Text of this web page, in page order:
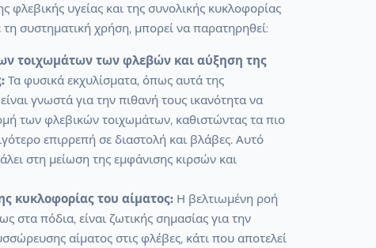
φλεβικής υγείας και της συνολικής κυκλοφορίας
συστηματική χρήση, μπορεί να παρατηρηθεί:
τοιχωμάτων των φλεβών και αύξηση της
Τα φυσικά εκχυλίσματα, όπως αυτά της
γνωστά για την πιθανή τους ικανότητα να
των φλεβικών τοιχωμάτων, καθιστώντας τα πιο
επιρρεπή σε διαστολή και βλάβες. Αυτό
στη μείωση της εμφάνισης κιρσών και
κυκλοφορίας του αίματος:Η βελτιωμένη ροή
στα πόδια, είναι ζωτικής σημασίας για την
αίματος στις φλέβες, κάτι που αποτελεί